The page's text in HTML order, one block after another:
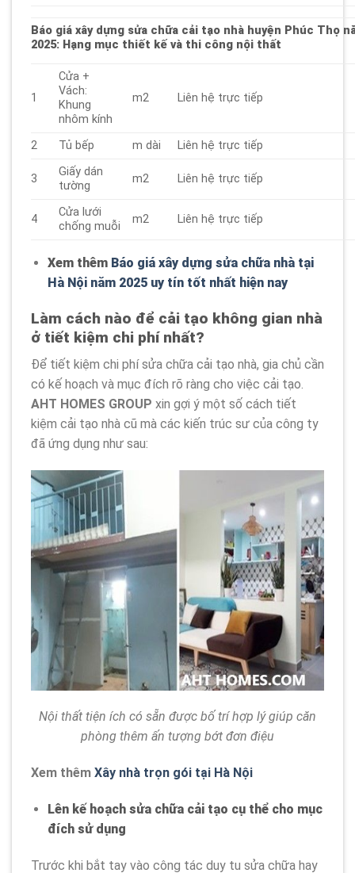
Báo giá xây dựng sửa chữa cải tạo nhà huyện Phúc Thọ
2025: Hạng mục thiết kế và thi công nội thất
1
Cửa +
Vách:
Khung
nhôm kính
m2 Liên hệ trực tiếp
2 Tủ bếp m dài Liên hệ trực tiếp
3
Giấy dán
tường
m2 Liên hệ trực tiếp
4
Cửa lưới
chống muỗi
m2 Liên hệ trực tiếp
Xem thêm Báo giá xây dựng sửa chữa nhà tại
Hà Nội năm 2025 uy tín tốt nhất hiện nay
Làm cách nào để cải tạo không gian nhà
ở tiết kiệm chi phí nhất?
Để tiết kiệm chi phí sửa chữa cải tạo nhà, gia chủ cần
có kế hoạch và mục đích rõ ràng cho việc cải tạo.
AHT HOMES GROUP xin gợi ý một số cách tiết
kiệm cải tạo nhà cũ mà các kiến trúc sư của công ty
đã ứng dụng như sau:
Nội thất tiện ích có sẵn được bố trí hợp lý giúp căn
phòng thêm ấn tượng bớt đơn điệu
Xem thêm Xây nhà trọn gói tại Hà Nội
Lên kế hoạch sửa chữa cải tạo cụ thể cho mục
đích sử dụng
Trước khi bắt tay vào công tác duy tu sửa chữa hay